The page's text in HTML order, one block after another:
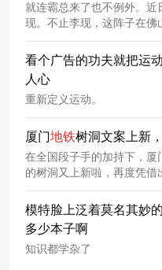
就连霸总来了也不例外。近
现。不止李现，这阵子在佛
一个广东靓仔模样。人们
下。
看个广告的功夫就把运
人心
重新定义运动。
厦门地铁树洞文案上新
在全国段子手的加持下，厦
的树洞又上新啦，再度凭
注，让我们一起来看看吧~
模特脸上泛着莫名其妙
多少本子啊
知识都学杂了